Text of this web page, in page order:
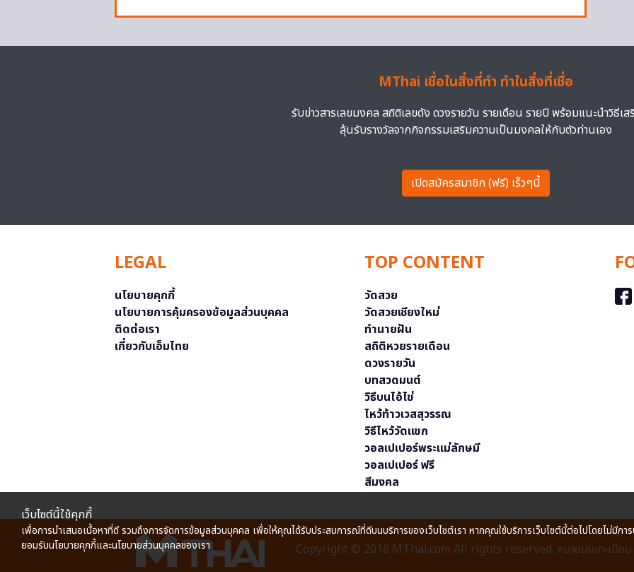
MThai เชื่อในสิ่งที่ทำ ทำในสิ่งที่เชื่อ
รับข่าวสารเลขมงคล สถิติเลขดัง ดวงรายวัน รายเดือน รายปี พร้อมแนะนำวิธีเส
ลุ้นรับรางวัลจากกิจกรรมเสริมความเป็นมงคลให้กับตัวท่านเอง
เปิดสมัครสมาชิก (ฟรี) เร็วๆนี้
LEGAL
นโยบายคุกกี้
นโยบายการคุ้มครองข้อมูลส่วนบุคคล
ติดต่อเรา
เกี่ยวกับเอ็มไทย
TOP CONTENT
วัดสวย
วัดสวยเชียงใหม่
ทำนายฝัน
สถิติหวยรายเดือน
ดวงรายวัน
บทสวดมนต์
วิธีบนไอ้ไข่
ไหว้ท้าวเวสสุวรรณ
วิธีไหว้วัดแขก
วอลเปเปอร์พระแม่ลักษมี
วอลเปเปอร์ ฟรี
สีมงคล
Copyright © 2016 MThai.com All rights reserved. หมายเลขทะเบีย
เว็บไซต์นี้ใช้คุกกี้
เพื่อการนำเสนอเนื้อหาที่ดี รวมถึงการจัดการข้อมูลส่วนบุคคล เพื่อให้คุณได้รับประสบการณ์ที่ดีบนบริการของเว็บไซต์เรา หากคุณใช้บริการเว็บไซต์นี้ต่อไปโดยไม่มีก
ยอมรับนโยบายคุกกี้และนโยบายส่วนบุคคลของเรา